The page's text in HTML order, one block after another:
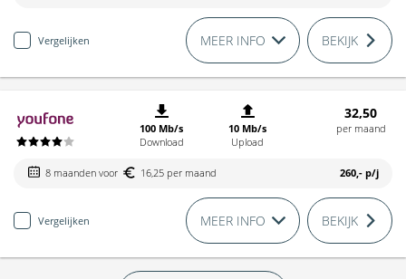
Vergelijken MEER INFO BEKIJK
100 Mb/s
Download
10 Mb/s
Upload
32,50
per maand
8 maanden voor 16,25 per maand 260,- p/j
Vergelijken MEER INFO BEKIJK